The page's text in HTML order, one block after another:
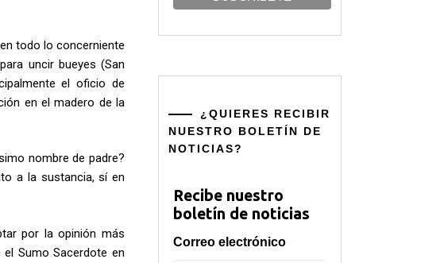
todo lo concerniente
uncir bueyes (San
el oficio de
en el madero de la
nombre de padre?
a la sustancia, sí en
por la opinión más
Sumo Sacerdote en
¿QUIERES RECIBIR
NUESTRO BOLETÍN DE
NOTICIAS?
Recibe nuestro
boletín de noticias
Correo electrónico